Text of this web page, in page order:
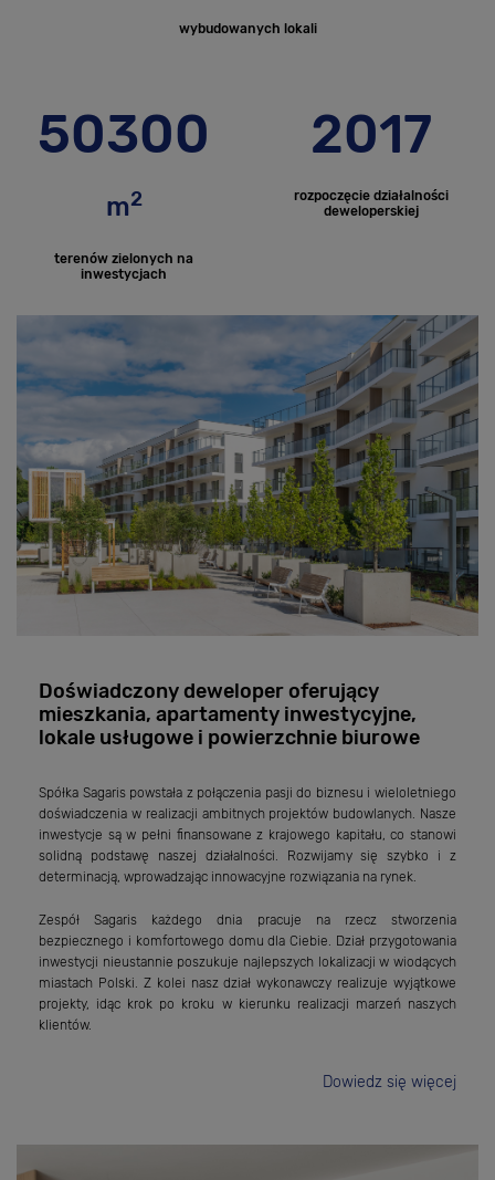
wybudowanych lokali
50300
m2
terenów zielonych na
inwestycjach
2017
rozpoczęcie działalności
deweloperskiej
Doświadczony deweloper oferujący
mieszkania, apartamenty inwestycyjne,
lokale usługowe i powierzchnie biurowe
Spółka Sagaris powstała z połączenia pasji do biznesu i wieloletniego
doświadczenia w realizacji ambitnych projektów budowlanych. Nasze
inwestycje są w pełni finansowane z krajowego kapitału, co stanowi
solidną podstawę naszej działalności. Rozwijamy się szybko i z
determinacją, wprowadzając innowacyjne rozwiązania na rynek.
Zespół Sagaris każdego dnia pracuje na rzecz stworzenia
bezpiecznego i komfortowego domu dla Ciebie. Dział przygotowania
inwestycji nieustannie poszukuje najlepszych lokalizacji w wiodących
miastach Polski. Z kolei nasz dział wykonawczy realizuje wyjątkowe
projekty, idąc krok po kroku w kierunku realizacji marzeń naszych
klientów.
Dowiedz się więcej